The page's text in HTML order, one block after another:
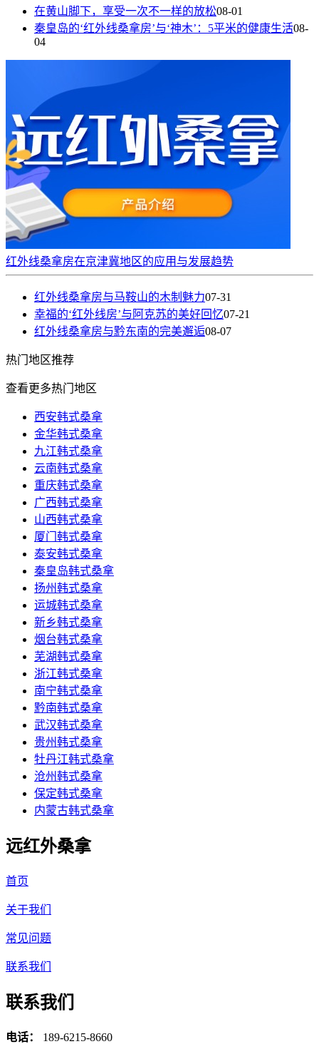
在黄山脚下，享受一次不一样的放松08-01
秦皇岛的‘红外线桑拿房’与‘神木’：5平米的健康生活08-
04
红外线桑拿房在京津冀地区的应用与发展趋势
红外线桑拿房与马鞍山的木制魅力07-31
幸福的‘红外线房’与阿克苏的美好回忆07-21
红外线桑拿房与黔东南的完美邂逅08-07
热门 地区推荐
查看更多热门地区
西安韩式桑拿
金华韩式桑拿
九江韩式桑拿
云南韩式桑拿
重庆韩式桑拿
广西韩式桑拿
山西韩式桑拿
厦门韩式桑拿
泰安韩式桑拿
秦皇岛韩式桑拿
扬州韩式桑拿
运城韩式桑拿
新乡韩式桑拿
烟台韩式桑拿
芜湖韩式桑拿
浙江韩式桑拿
南宁韩式桑拿
黔南韩式桑拿
武汉韩式桑拿
贵州韩式桑拿
牡丹江韩式桑拿
沧州韩式桑拿
保定韩式桑拿
内蒙古韩式桑拿
远红外桑拿
首页
关于我们
常见问题
联系我们
联系我们
电话： 189-6215-8660